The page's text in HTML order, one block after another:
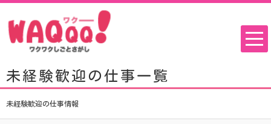
未経験歓迎の仕事一覧
未経験歓迎の仕事情報